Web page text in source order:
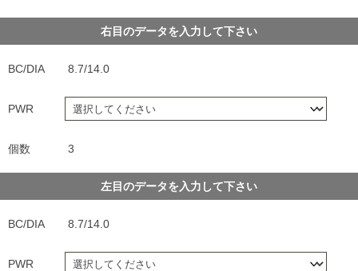
右目のデータを入力して下さい
BC/DIA 8.7/14.0
PWR
個数 3
左目のデータを入力して下さい
BC/DIA 8.7/14.0
PWR